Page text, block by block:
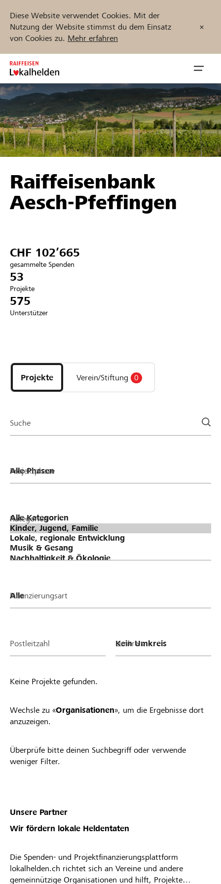
Diese Website verwendet Cookies. Mit der
Nutzung der Website stimmst du dem Einsatz
von Cookies zu. Mehr erfahren
Zum
Inhalt
springen
öffnen
Unterstützen
Hilfe & Support
Anmelden
Projekte und Organisationen finden
Jetzt starten
DE FR IT
Raiffeisenbank
Aesch-Pfeffingen
CHF 102’665
gesammelte Spenden
53
Projekte
575
Unterstützer
Projekte
und
Organisationen
Projekte Verein/Stiftung 0
Suche
Projektphase
Kategorien
Finanzierungsart
Postleitzahl Umkreis
Keine Projekte gefunden.
Wechsle zu «Organisationen», um die Ergebnisse dort
anzuzeigen.
Überprüfe bitte deinen Suchbegriff oder verwende
weniger Filter.
Unsere Partner
Wir fördern lokale Heldentaten
Die Spenden- und Projektfinanzierungsplattform
lokalhelden.ch richtet sich an Vereine und andere
gemeinnützige Organisationen und hilft, Projekte